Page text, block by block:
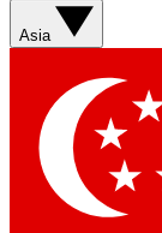
Asia